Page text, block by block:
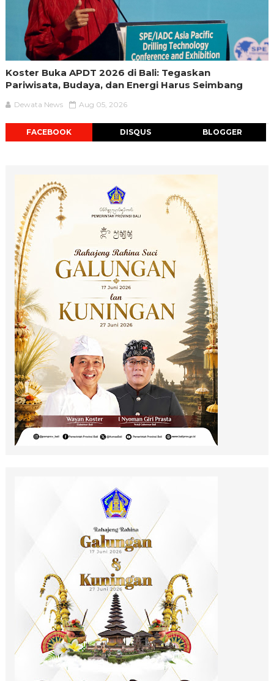
Koster Buka APDT 2026 di Bali: Tegaskan
Pariwisata, Budaya, dan Energi Harus Seimbang
Dewata News Aug 05, 2026
FACEBOOK DISQUS BLOGGER